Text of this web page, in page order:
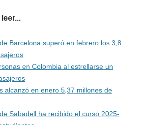
Barcelona superó en febrero los 3,8
en Colombia al estrellarse un
alcanzó en enero 5,37 millones de
Sabadell ha recibido el curso 2025-